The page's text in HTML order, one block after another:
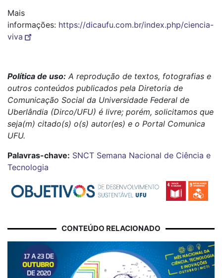
Mais
informações: https://dicaufu.com.br/index.php/ciencia-
viva
Política de uso: A reprodução de textos, fotografias e
outros conteúdos publicados pela Diretoria de
Comunicação Social da Universidade Federal de
Uberlândia (Dirco/UFU) é livre; porém, solicitamos que
seja(m) citado(s) o(s) autor(es) e o Portal Comunica
UFU.
Palavras-chave: SNCT Semana Nacional de Ciência e
Tecnologia
CONTEÚDO RELACIONADO